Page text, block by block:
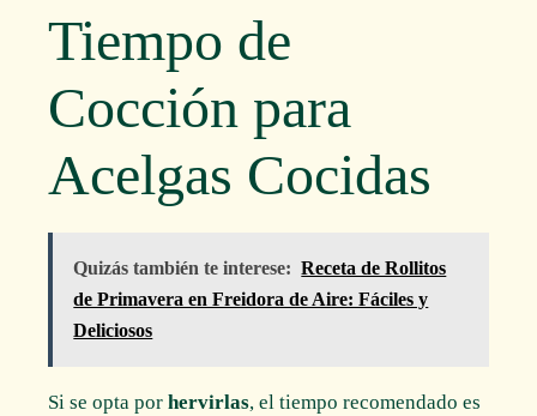
Tiempo de
Cocción para
Acelgas Cocidas
Quizás también te interese: Receta de Rollitos
de Primavera en Freidora de Aire: Fáciles y
Deliciosos
Si se opta porhervirlas, el tiempo recomendado es